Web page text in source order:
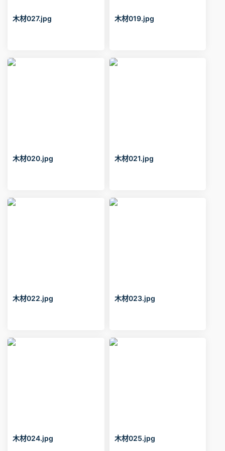
木材027.jpg 木材019.jpg
木材020.jpg 木材021.jpg
木材022.jpg 木材023.jpg
木材024.jpg 木材025.jpg